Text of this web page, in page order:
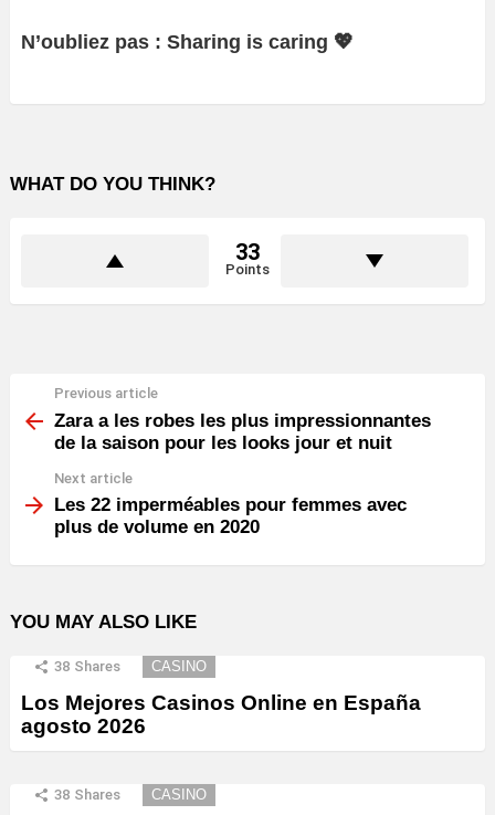
N’oubliez pas : Sharing is caring 💖
WHAT DO YOU THINK?
33
Points
more
Previous article
Zara a les robes les plus impressionnantes
de la saison pour les looks jour et nuit
Next article
Les 22 imperméables pour femmes avec
plus de volume en 2020
YOU MAY ALSO LIKE
38 Shares CASINO
Los Mejores Casinos Online en España
agosto 2026
38 Shares CASINO